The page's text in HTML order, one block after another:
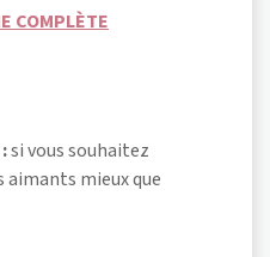
COMPLÈTE
si vous souhaitez
mieux que